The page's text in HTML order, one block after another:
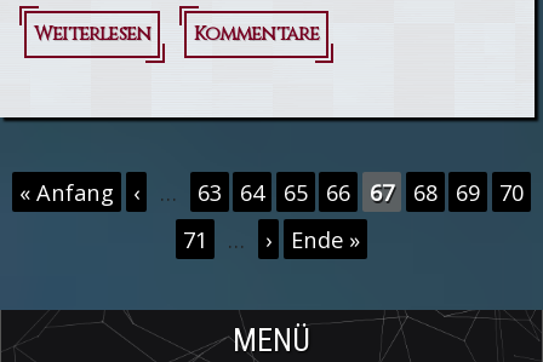
Weiterlesen
über Assassin's
Bloodlines
veröffentlicht
Kommentare
Seiten
« Anfang ‹ … 63 64 65 66 67 68 69
70
71
… › Ende »
MENÜ